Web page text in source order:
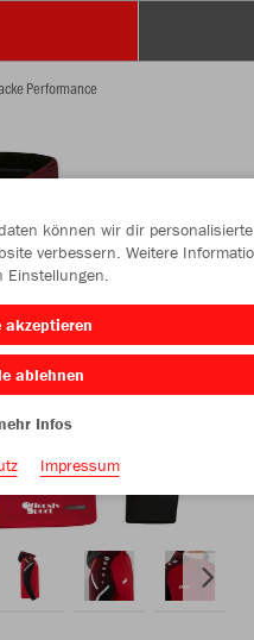
Performance
können wir dir personalisierte
verbessern. Weitere
Einstellungen.
akzeptieren
ablehnen
Infos
Impressum